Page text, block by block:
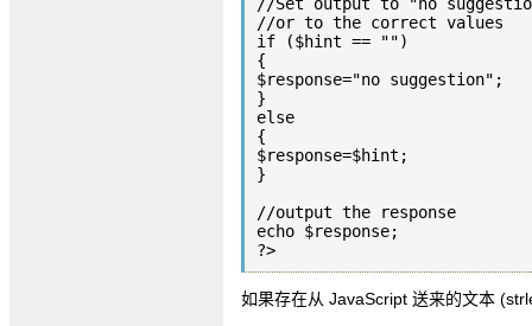
//or to the correct values
if ($hint == "")
{
$response="no suggestion";
}
else
{
$response=$hint;
}
//output the response
echo $response;
?>
如果存在从 JavaScript 送来的文本